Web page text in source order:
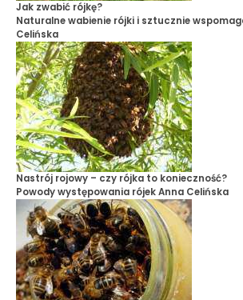
Jak zwabić rójkę?
Naturalne wabienie rójki i sztucznie
Celińska
Nastrój rojowy – czy rójka to konieczność?
Powody występowania rójekAnna Celińska